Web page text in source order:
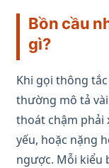
Bồn cầu
gì?
Khi gọi thông
thường mô tả
thoát chậm phải
yếu, hoặc nặng
ngược. Mỗi kiểu